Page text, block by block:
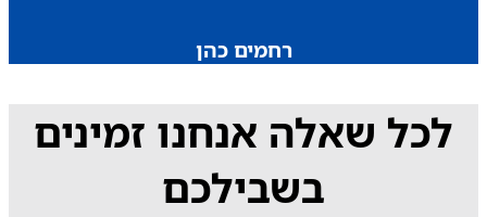
רחמים כהן
לכל שאלה אנחנו זמינים
בשבילכם